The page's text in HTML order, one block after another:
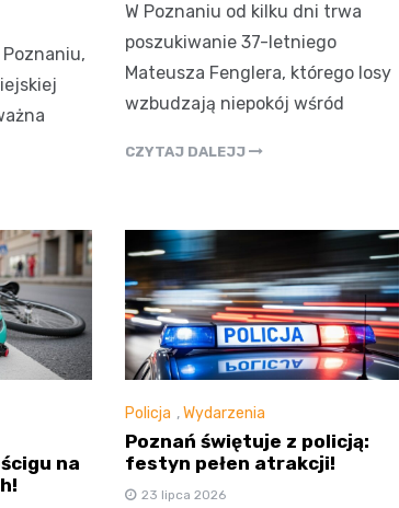
W Poznaniu od kilku dni trwa
poszukiwanie 37-letniego
Mateusza Fenglera, którego losy
wzbudzają niepokój wśród
CZYTAJ DALEJJ
na
Policja ,Wydarzenia
Poznań świętuje z policją:
festyn pełen atrakcji!
23 lipca 2026